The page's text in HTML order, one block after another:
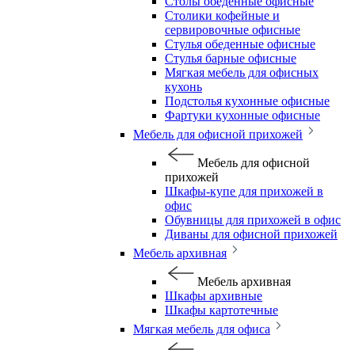
Столики кофейные и
сервировочные офисные
Стулья обеденные офисные
Стулья барные офисные
Мягкая мебель для офисных
кухонь
Подстолья кухонные офисные
Фартуки кухонные офисные
Мебель для офисной прихожей
Мебель для офисной
прихожей
Шкафы-купе для прихожей в
офис
Обувницы для прихожей в офис
Диваны для офисной прихожей
Мебель архивная
Мебель архивная
Шкафы архивные
Шкафы картотечные
Мягкая мебель для офиса